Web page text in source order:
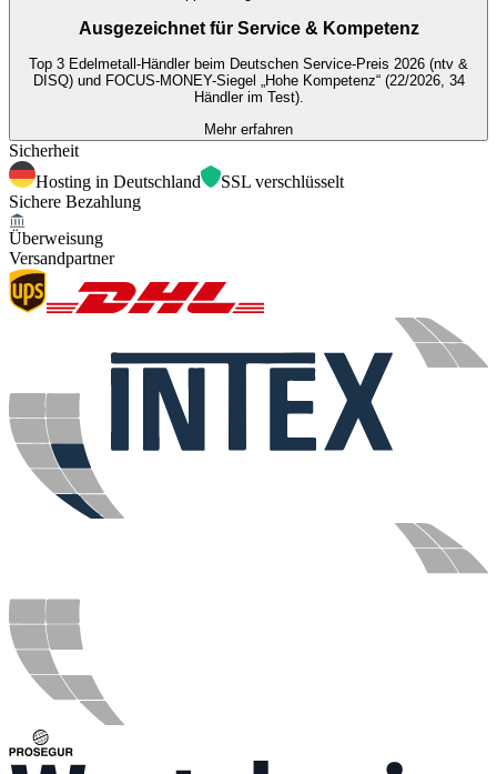
Ausgezeichnet für Service & Kompetenz
Top 3 Edelmetall-Händler beim Deutschen Service-Preis 2026 (ntv &
DISQ) und FOCUS-MONEY-Siegel „Hohe Kompetenz“ (22/2026, 34
Händler im Test).
Mehr erfahren
Sicherheit
Hosting in Deutschland
SSL verschlüsselt
Sichere Bezahlung
Überweisung
Versandpartner